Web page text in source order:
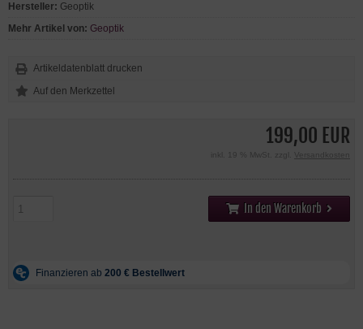
199,00 EUR
inkl. 19 % MwSt. zzgl. Versandkosten
In den Warenkorb
Hersteller: Geoptik
Mehr Artikel von: Geoptik
Artikeldatenblatt drucken